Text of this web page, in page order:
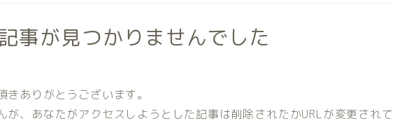
事が見つかりませんでした
きありがとうございます。
が、あなたがアクセスしようとした記事は削除されたかURLが変更されて